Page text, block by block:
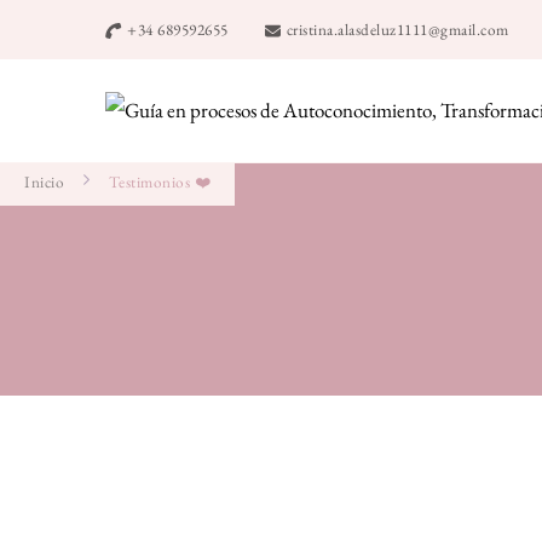
+34 689592655 cristina.alasdeluz1111@gmail.com
Inicio Testimonios ❤️